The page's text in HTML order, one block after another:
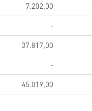
7.202,00
-
37.817,00
-
45.019,00